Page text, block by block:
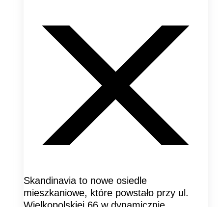
Skandinavia to nowe osiedle
mieszkaniowe, które powstało przy ul.